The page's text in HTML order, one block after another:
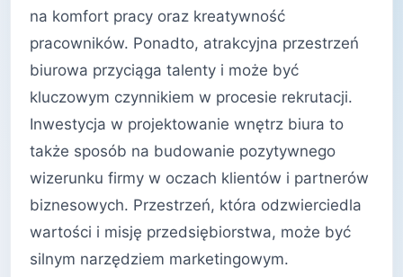
na komfort pracy oraz kreatywność
pracowników. Ponadto, atrakcyjna przestrzeń
biurowa przyciąga talenty i może być
kluczowym czynnikiem w procesie rekrutacji.
Inwestycja w projektowanie wnętrz biura to
także sposób na budowanie pozytywnego
wizerunku firmy w oczach klientów i partnerów
biznesowych. Przestrzeń, która odzwierciedla
wartości i misję przedsiębiorstwa, może być
silnym narzędziem marketingowym.